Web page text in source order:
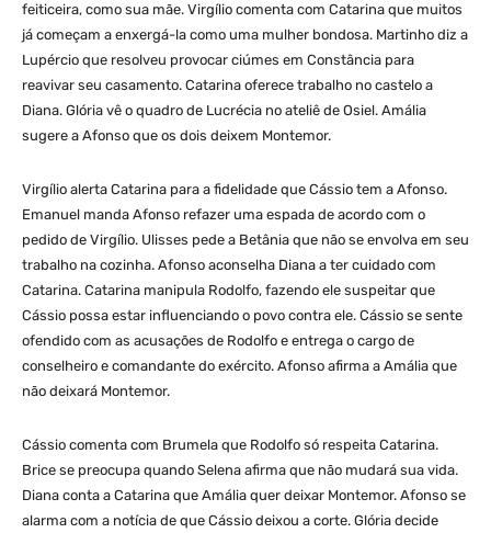
feiticeira, como sua mãe. Virgílio comenta com Catarina que muitos
já começam a enxergá-la como uma mulher bondosa. Martinho diz a
Lupércio que resolveu provocar ciúmes em Constância para
reavivar seu casamento. Catarina oferece trabalho no castelo a
Diana. Glória vê o quadro de Lucrécia no ateliê de Osiel. Amália
sugere a Afonso que os dois deixem Montemor.
Virgílio alerta Catarina para a fidelidade que Cássio tem a Afonso.
Emanuel manda Afonso refazer uma espada de acordo com o
pedido de Virgílio. Ulisses pede a Betânia que não se envolva em seu
trabalho na cozinha. Afonso aconselha Diana a ter cuidado com
Catarina. Catarina manipula Rodolfo, fazendo ele suspeitar que
Cássio possa estar influenciando o povo contra ele. Cássio se sente
ofendido com as acusações de Rodolfo e entrega o cargo de
conselheiro e comandante do exército. Afonso afirma a Amália que
não deixará Montemor.
Cássio comenta com Brumela que Rodolfo só respeita Catarina.
Brice se preocupa quando Selena afirma que não mudará sua vida.
Diana conta a Catarina que Amália quer deixar Montemor. Afonso se
alarma com a notícia de que Cássio deixou a corte. Glória decide